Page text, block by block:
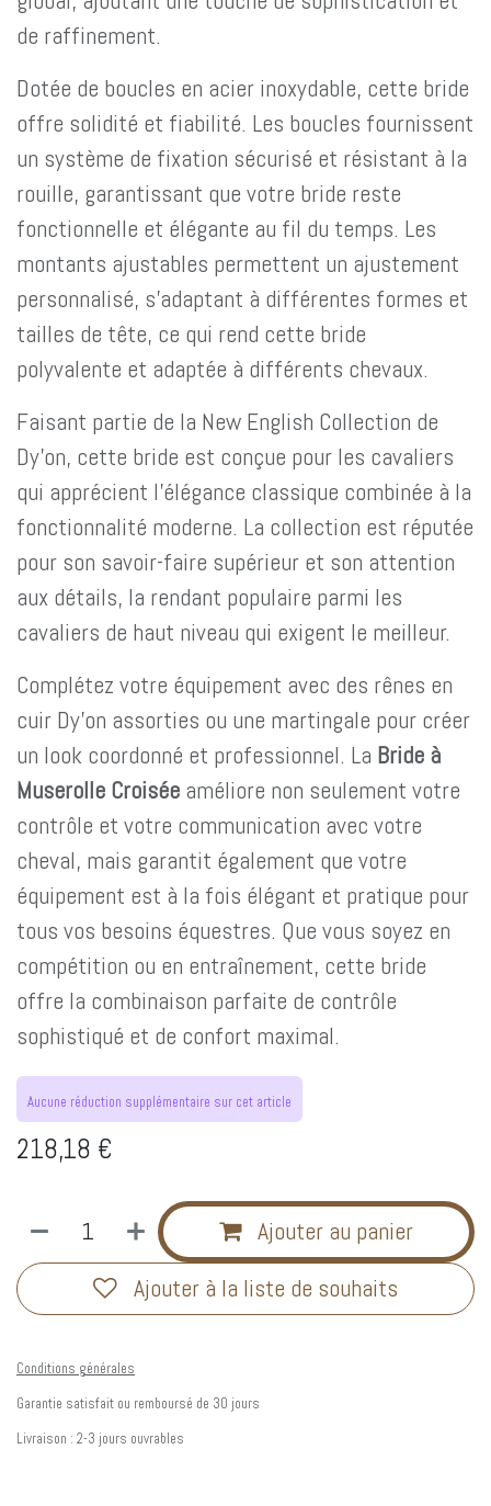
de raffinement.
Dotée de boucles en acier inoxydable, cette bride
offre solidité et fiabilité. Les boucles fournissent
un système de fixation sécurisé et résistant à la
rouille, garantissant que votre bride reste
fonctionnelle et élégante au fil du temps. Les
montants ajustables permettent un ajustement
personnalisé, s'adaptant à différentes formes et
tailles de tête, ce qui rend cette bride
polyvalente et adaptée à différents chevaux.
Faisant partie de la New English Collection de
Dy'on, cette bride est conçue pour les cavaliers
qui apprécient l'élégance classique combinée à la
fonctionnalité moderne. La collection est réputée
pour son savoir-faire supérieur et son attention
aux détails, la rendant populaire parmi les
cavaliers de haut niveau qui exigent le meilleur.
Complétez votre équipement avec des rênes en
cuir Dy'on assorties ou une martingale pour créer
un look coordonné et professionnel. La Bride à
Muserolle Croisée améliore non seulement votre
contrôle et votre communication avec votre
cheval, mais garantit également que votre
équipement est à la fois élégant et pratique pour
tous vos besoins équestres. Que vous soyez en
compétition ou en entraînement, cette bride
offre la combinaison parfaite de contrôle
sophistiqué et de confort maximal.
Aucune réduction supplémentaire sur cet article
218,18 €
Ajouter au panier
Ajouter à la liste de souhaits
Conditions générales
Garantie satisfait ou remboursé de 30 jours
Livraison : 2-3 jours ouvrables